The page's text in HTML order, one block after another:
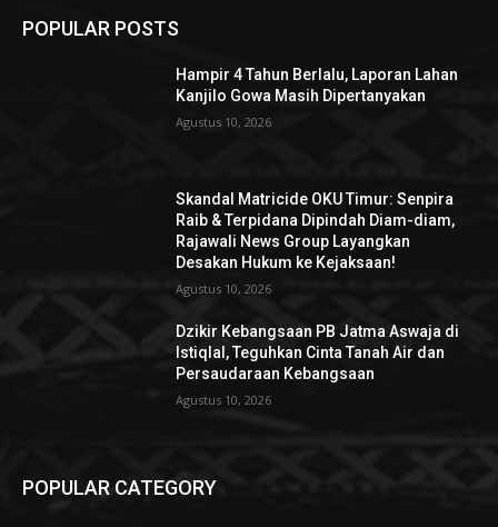
POPULAR POSTS
Hampir 4 Tahun Berlalu, Laporan Lahan
Kanjilo Gowa Masih Dipertanyakan
Agustus 10, 2026
Skandal Matricide OKU Timur: Senpira
Raib & Terpidana Dipindah Diam-diam,
Rajawali News Group Layangkan
Desakan Hukum ke Kejaksaan!
Agustus 10, 2026
Dzikir Kebangsaan PB Jatma Aswaja di
Istiqlal, Teguhkan Cinta Tanah Air dan
Persaudaraan Kebangsaan
Agustus 10, 2026
POPULAR CATEGORY